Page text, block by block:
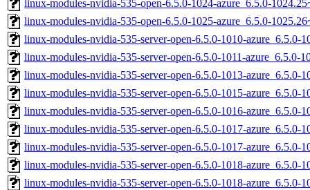
linux-modules-nvidia-535-open-6.5.0-1024-azure_6.5.0-
linux-modules-nvidia-535-open-6.5.0-1025-azure_6.5.0-
linux-modules-nvidia-535-server-open-6.5.0-1010-azure_6.5.0-
linux-modules-nvidia-535-server-open-6.5.0-1011-azure_6.5.0-
linux-modules-nvidia-535-server-open-6.5.0-1013-azure_6.5.0-
linux-modules-nvidia-535-server-open-6.5.0-1015-azure_6.5.0-
linux-modules-nvidia-535-server-open-6.5.0-1016-azure_6.5.0-
linux-modules-nvidia-535-server-open-6.5.0-1017-azure_6.5.0-
linux-modules-nvidia-535-server-open-6.5.0-1017-azure_6.5.0-
linux-modules-nvidia-535-server-open-6.5.0-1018-azure_6.5.0-
linux-modules-nvidia-535-server-open-6.5.0-1018-azure_6.5.0-